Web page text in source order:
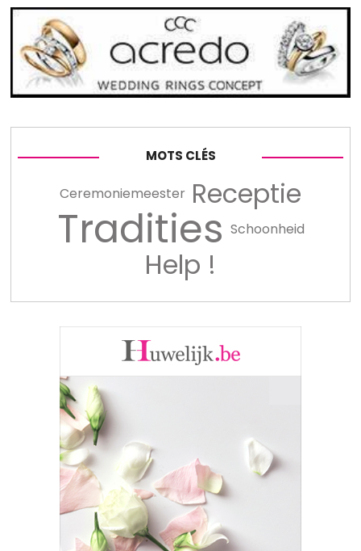
MOTS CLÉS
Ceremoniemeester Receptie
Tradities Schoonheid
Help !